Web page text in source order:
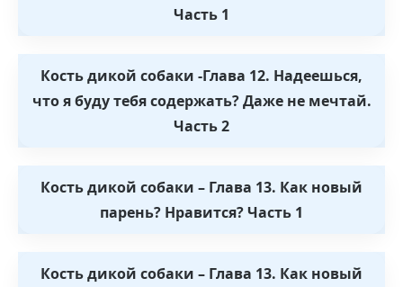
Часть 1
Кость дикой собаки -Глава 12. Надеешься,
что я буду тебя содержать? Даже не мечтай.
Часть 2
Кость дикой собаки – Глава 13. Как новый
парень? Нравится? Часть 1
Кость дикой собаки – Глава 13. Как новый